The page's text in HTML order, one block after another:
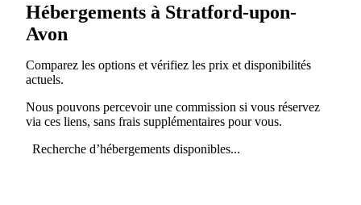
Hébergements à Stratford-upon-
Avon
Comparez les options et vérifiez les prix et disponibilités
actuels.
Nous pouvons percevoir une commission si vous réservez
via ces liens, sans frais supplémentaires pour vous.
Recherche d’hébergements disponibles...